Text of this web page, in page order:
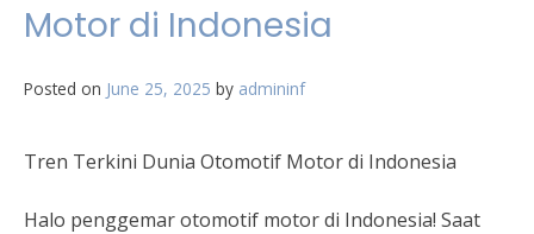
Motor di Indonesia
Posted on June 25, 2025 by admininf
Tren Terkini Dunia Otomotif Motor di Indonesia
Halo penggemar otomotif motor di Indonesia! Saat